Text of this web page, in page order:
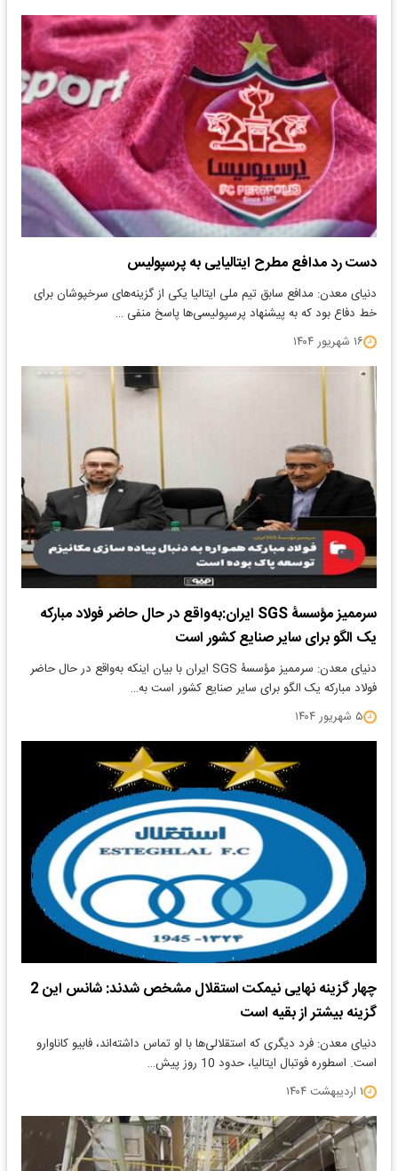
دست رد مدافع مطرح ایتالیایی به پرسپولیس
دنیای معدن: مدافع سابق تیم ملی ایتالیا یکی از گزینه‌های سرخپوشان برای
خط دفاع بود که به پیشنهاد پرسپولیسی‌ها پاسخ منفی …
۱۶ شهریور ۱۴۰۴
سرممیز مؤسسۀ SGS ایران:به‌واقع در حال حاضر فولاد مبارکه
یک الگو برای سایر صنایع کشور است
دنیای معدن: سرممیز مؤسسۀ SGS ایران با بیان اینکه به‌واقع در حال حاضر
فولاد مبارکه یک الگو برای سایر صنایع کشور است به…
۵ شهریور ۱۴۰۴
چهار گزینه نهایی نیمکت استقلال مشخص شدند: شانس این 2
گزینه بیشتر از بقیه است
دنیای معدن: فرد دیگری که استقلالی‌ها با او تماس داشته‌اند، فابیو کاناوارو
است. اسطوره فوتبال ایتالیا، حدود 10 روز پیش…
۱ اردیبهشت ۱۴۰۴